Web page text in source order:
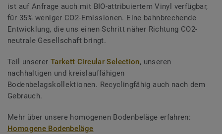
ist auf Anfrage auch mit BIO-attribuiertem Vinyl verfügbar,
für 35% weniger CO2-Emissionen. Eine bahnbrechende
Entwicklung, die uns einen Schritt näher Richtung CO2-
neutrale Gesellschaft bringt.
Teil unserer Tarkett Circular Selection, unseren
nachhaltigen und kreislauffähigen
Bodenbelagskollektionen. Recyclingfähig auch nach dem
Gebrauch.
Mehr über unsere homogenen Bodenbeläge erfahren:
Homogene Bodenbeläge